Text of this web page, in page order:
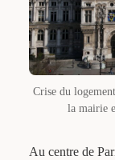
Crise du
la mairie
Au centre de